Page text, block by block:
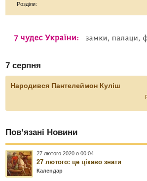
Розділи:
7 серпня
Народився Пантелеймон Куліш
Пов’язані Новини
27 лютого 2020 о 00:04
27 лютого: це цікаво знати
Календар